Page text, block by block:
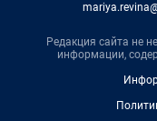
Редакция сайта не
информации,